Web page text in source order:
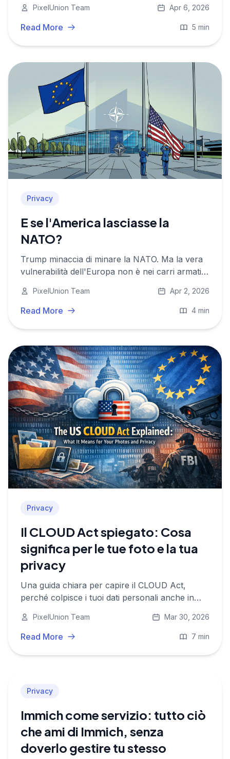
conformano alla maggior parte di esse.
PixelUnion Team Apr 6, 2026
Read More 5 min
Privacy
E se l'America lasciasse la
NATO?
Trump minaccia di minare la NATO. Ma la vera
vulnerabilità dell'Europa non è nei carri armati o
server americani.
PixelUnion Team Apr 2, 2026
Read More 4 min
Privacy
Il CLOUD Act spiegato: Cosa
significa per le tue foto e la tua
privacy
Una guida chiara per capire il CLOUD Act,
perché colpisce i tuoi dati personali anche in
PixelUnion Team Mar 30, 2026
Read More 7 min
Privacy
Immich come servizio: tutto ciò
che ami di Immich, senza
doverlo gestire tu stesso